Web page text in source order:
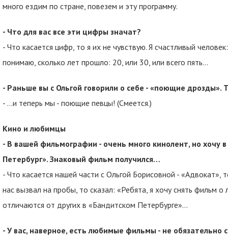
много ездим по стране, повезем и эту программу.
- Что для вас все эти цифры значат?
- Что касается цифр, то я их не чувствую. Я счастливый
понимаю, сколько лет прошло: 20, или 30, или всего пять...
- Раньше вы с Ольгой говорили о себе - «поющие дрозды».
- …и теперь мы - поющие певцы! (Смеется.)
Кино и любимцы
- В вашей фильмографии - очень много кинолент, но хочу
Петербург». Знаковый фильм получился…
- Что касается нашей части с Ольгой Борисовной - «Адвокат»,
нас вызвал на пробы, то сказал: «Ребята, я хочу снять фильм
отличаются от других в «Бандитском Петербурге»…
- У вас, наверное, есть любимые фильмы - не обязательно